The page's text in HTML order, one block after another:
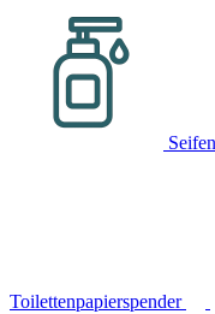
Toilettenpapierspender